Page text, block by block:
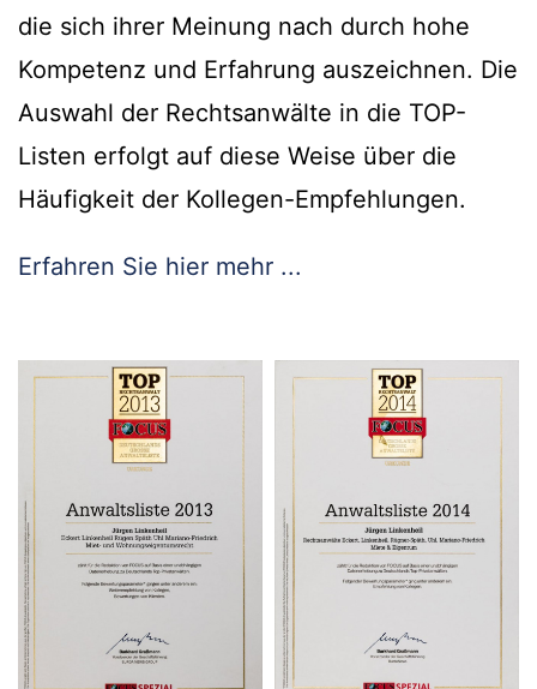
die sich ihrer Meinung nach durch hohe
Kompetenz und Erfahrung auszeichnen. Die
Auswahl der Rechtsanwälte in die TOP-
Listen erfolgt auf diese Weise über die
Häufigkeit der Kollegen-Empfehlungen.
Erfahren Sie hier mehr ...